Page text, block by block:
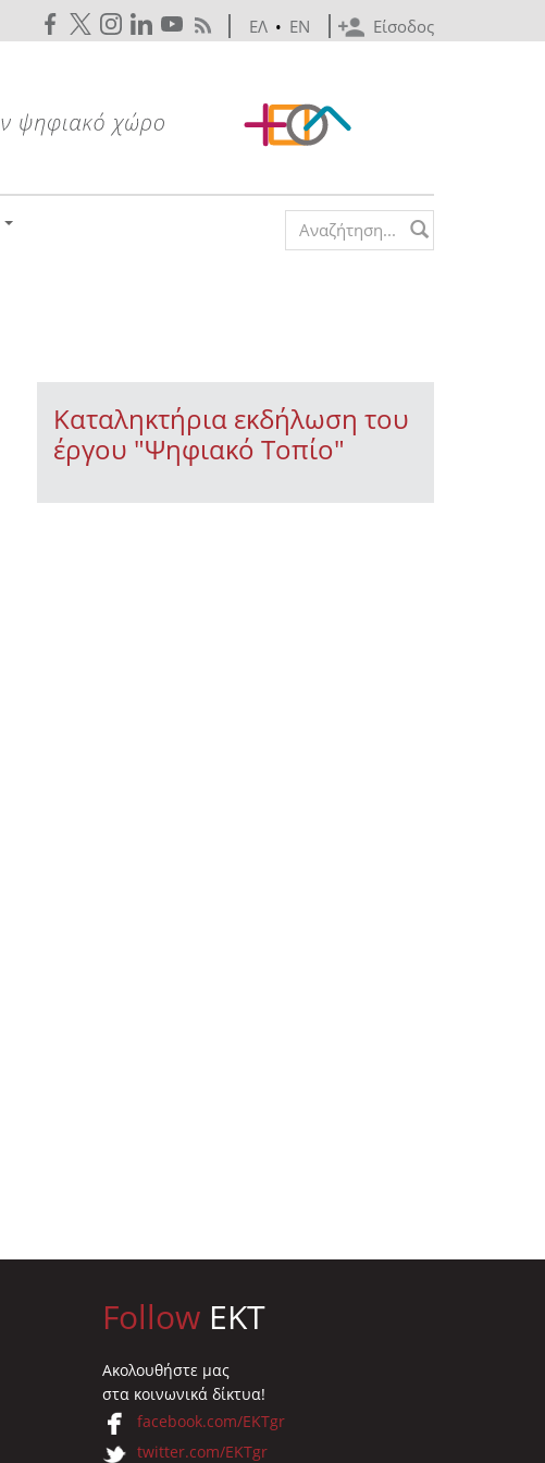
Είσοδος
ΕΛ • EN
Search form
Kαταληκτήρια εκδήλωση του
έργου "Ψηφιακό Τοπίο"
Follow EKT
Ακολουθήστε μας
στα κοινωνικά δίκτυα!
facebook.com/EKTgr
twitter.com/EKTgr